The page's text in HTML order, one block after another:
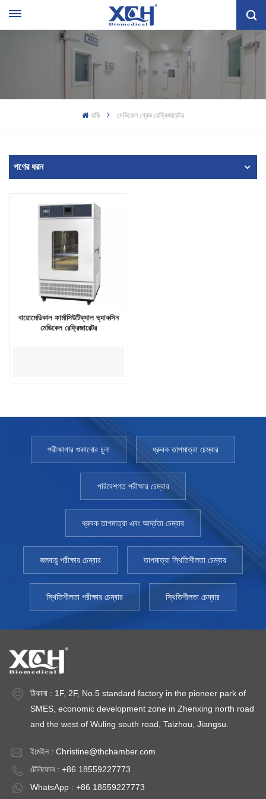
বাড়ি মেডিকেল গ্রেড রেফ্রিজারেটর
পণের ধরন
বায়োমেডিকাল ফার্মাসিউটিক্যাল ভ্যাকসিন
মেডিকেল রেফ্রিজারেটর
পরীক্ষাগার শুকানোর চুলা ধ্রুবক তাপমাত্রা চেম্বার
পরিবেশগত পরীক্ষার চেম্বার
ধ্রুবক তাপমাত্রা এবং আর্দ্রতা চেম্বার
জলবায়ু পরীক্ষার চেম্বার তাপমাত্রা স্থিতিশীলতা চেম্বার
স্থিতিশীলতা পরীক্ষার চেম্বার স্থিতিশীলতা চেম্বার
ঠিকানা : 1F, 2F, No.5 standard factory in the pioneer park of
SMES, economic development zone in Zhenxing north road
and the west of Wuling south road, Taizhou, Jiangsu.
ইমেইল : Christine@thchamber.com
টেলিফোন : +86 18559227773
WhatsApp : +86 18559227773